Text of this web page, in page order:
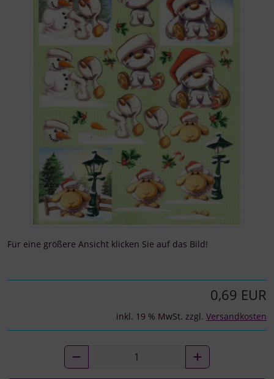
Für eine größere Ansicht klicken Sie auf das Bild!
0,69 EUR
inkl. 19 % MwSt. zzgl. Versandkosten